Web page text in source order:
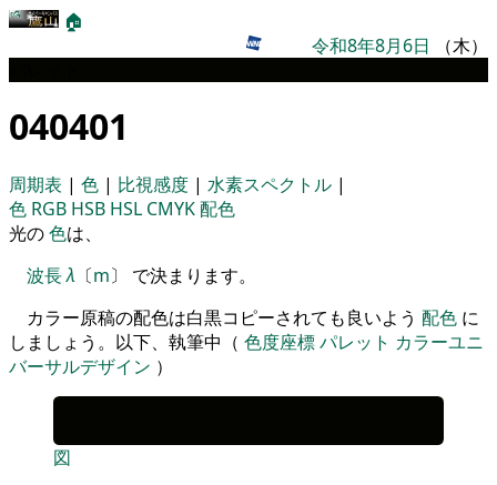
🏠
令和8年8月6日 （木）
040401
周期表 | 色 | 比視感度 | 水素スペクトル |
色 RGB HSB HSL CMYK配色
光の色は、
波長λ 〔m〕 で決まります。
カラー原稿の配色は白黒コピーされても良いよう 配色 に
しましょう。以下、執筆中（ 色度座標パレット カラーユニ
バーサルデザイン ）
図